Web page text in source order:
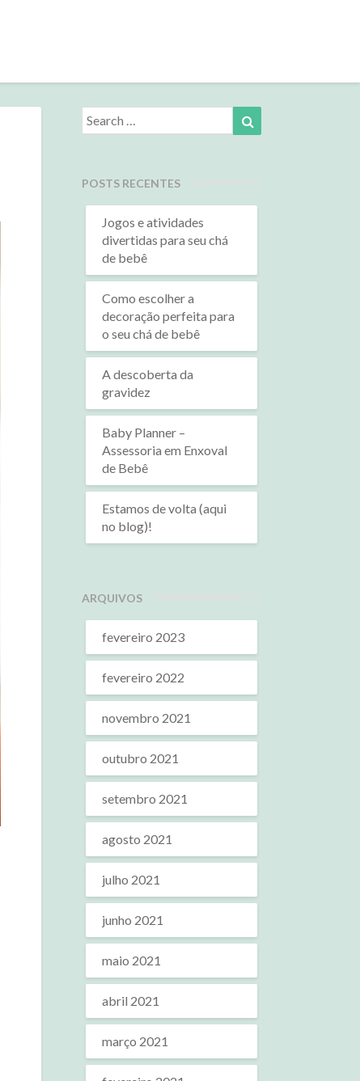
Search
for:
POSTS RECENTES
Jogos e atividades
divertidas para seu chá
de bebê
Como escolher a
decoração perfeita para
o seu chá de bebê
A descoberta da
gravidez
Baby Planner –
Assessoria em Enxoval
de Bebê
Estamos de volta (aqui
no blog)!
ARQUIVOS
fevereiro 2023
fevereiro 2022
novembro 2021
outubro 2021
setembro 2021
agosto 2021
julho 2021
junho 2021
maio 2021
abril 2021
março 2021